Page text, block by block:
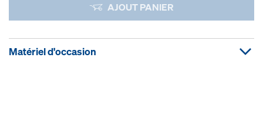
AJOUT PANIER
Matériel d'occasion